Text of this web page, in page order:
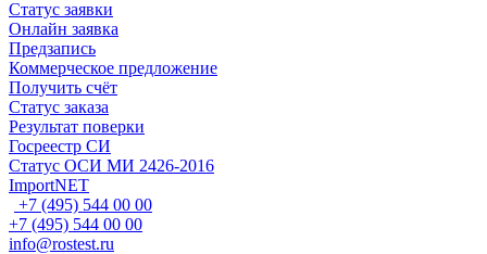
Статус заявки
Онлайн заявка
Предзапись
Коммерческое предложение
Получить счёт
Статус заказа
Результат поверки
Госреестр СИ
Статус ОСИ МИ 2426-2016
ImportNET
+7 (495) 544 00 00
+7 (495) 544 00 00
info@rostest.ru